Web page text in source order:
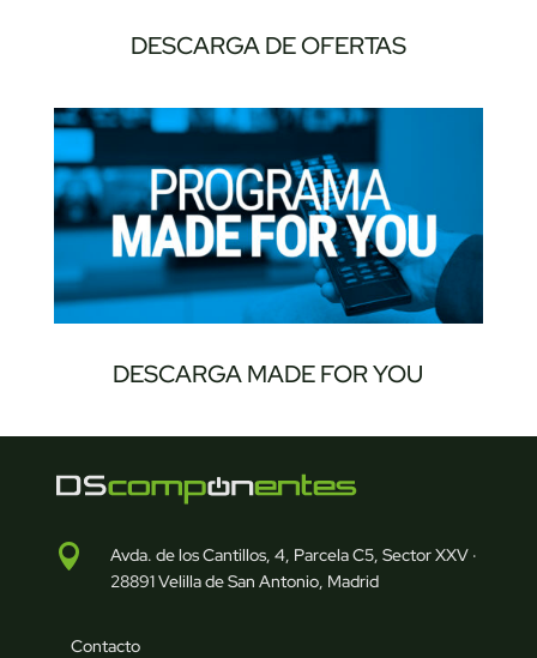
DESCARGA DE OFERTAS
DESCARGA MADE FOR YOU

Avda. de los Cantillos, 4, Parcela C5, Sector XXV ·
28891 Velilla de San Antonio, Madrid
Contacto